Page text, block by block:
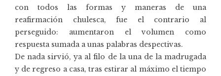
con todos las formas y maneras de una
reafirmación chulesca, fue el contrario al
perseguido: aumentaron el volumen como
respuesta sumada a unas palabras despectivas.
De nada sirvió, ya al filo de la una de la madrugada
y de regreso a casa, tras estirar al máximo el tiempo